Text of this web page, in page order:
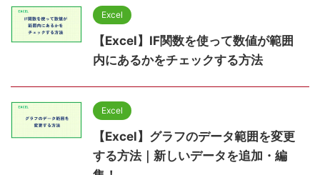
Excel
【Excel】IF関数を使って数値が範囲
内にあるかをチェックする方法
Excel
【Excel】グラフのデータ範囲を変更
する方法｜新しいデータを追加・編